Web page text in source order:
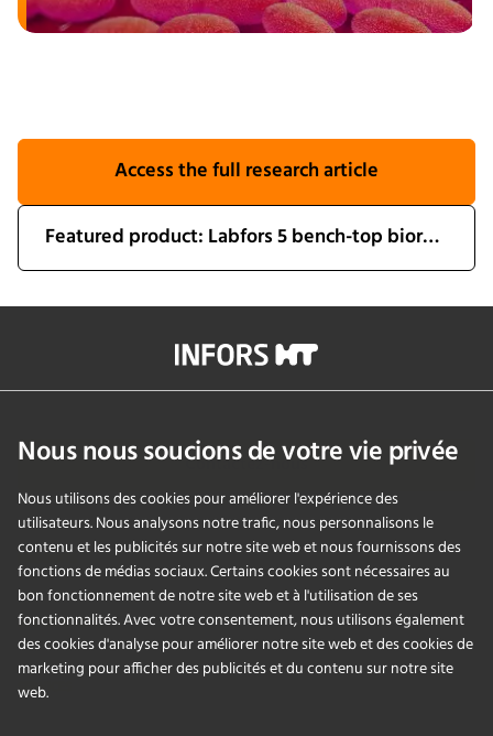
Access the full research article
Featured product: Labfors 5 bench-top bioreactor
Nous nous soucions de votre vie privée
Nous utilisons des cookies pour améliorer l'expérience des
utilisateurs. Nous analysons notre trafic, nous personnalisons le
contenu et les publicités sur notre site web et nous fournissons des
fonctions de médias sociaux. Certains cookies sont nécessaires au
bon fonctionnement de notre site web et à l'utilisation de ses
fonctionnalités. Avec votre consentement, nous utilisons également
des cookies d'analyse pour améliorer notre site web et des cookies de
marketing pour afficher des publicités et du contenu sur notre site
web.
Contactez-nous
PRODUITS
APPLICATIONS
SERVICES